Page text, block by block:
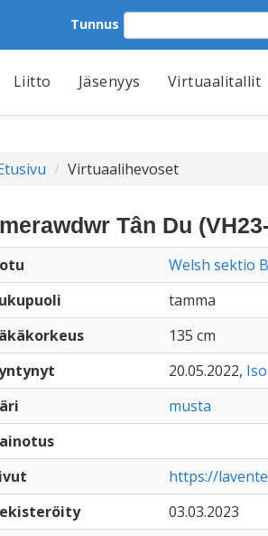
Tunnus
Liitto Jäsenyys Virtuaalitallit
Virtuaalihevoset
Tân Du
Welsh sektio B
tamma
135 cm
20.05.2022,
musta
https://
03.03.2023